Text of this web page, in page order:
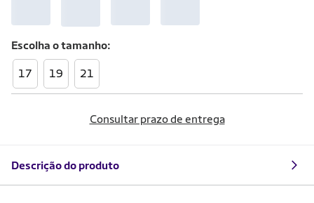
Escolha otamanho
17 19 21
Consultar prazo de entrega
Descrição do produto